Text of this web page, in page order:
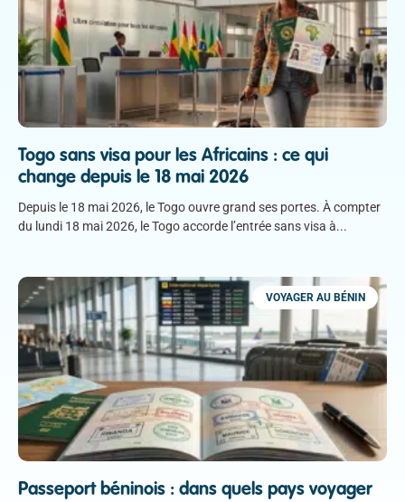
Togo sans visa pour les Africains : ce qui
change depuis le 18 mai 2026
Depuis le 18 mai 2026, le Togo ouvre grand ses portes. À compter
du lundi 18 mai 2026, le Togo accorde l’entrée sans visa à
VOYAGER AU BÉNIN
Passeport béninois : dans quels pays voyager